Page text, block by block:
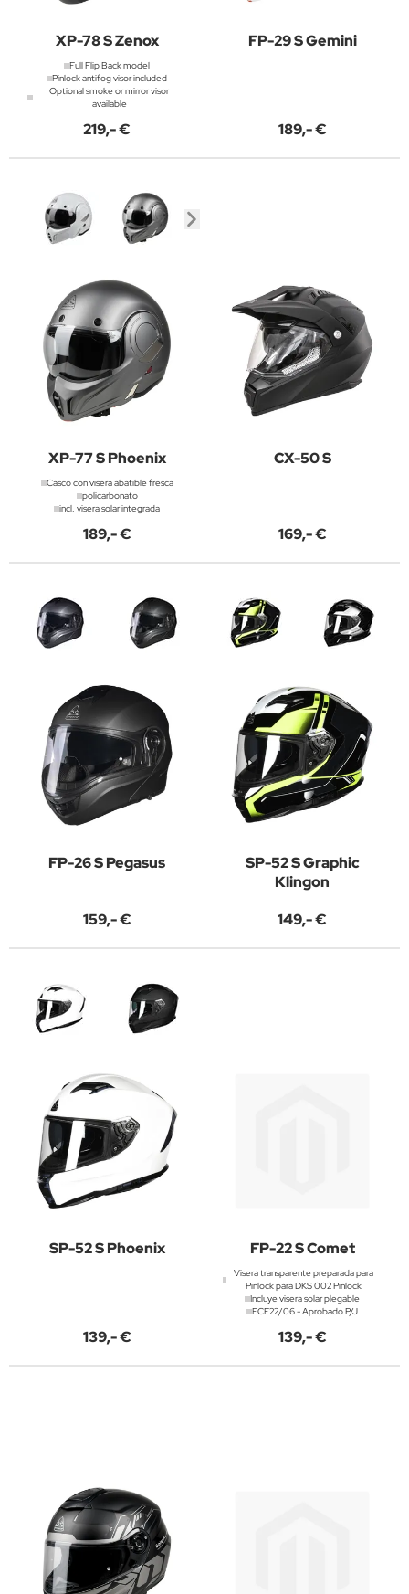
XP-78 S Zenox
Full Flip Back model
Pinlock antifog visor included
Optional smoke or mirror visor
available
219,- €
FP-29 S Gemini
189,- €
XP-77 S Phoenix
Casco con visera abatible fresca
policarbonato
incl. visera solar integrada
189,- €
CX-50 S
169,- €
FP-26 S Pegasus
159,- €
SP-52 S Graphic
Klingon
149,- €
SP-52 S Phoenix
139,- €
FP-22 S Comet
Visera transparente preparada para
Pinlock para DKS 002 Pinlock
Incluye visera solar plegable
ECE22/06 - Aprobado P/J
139,- €